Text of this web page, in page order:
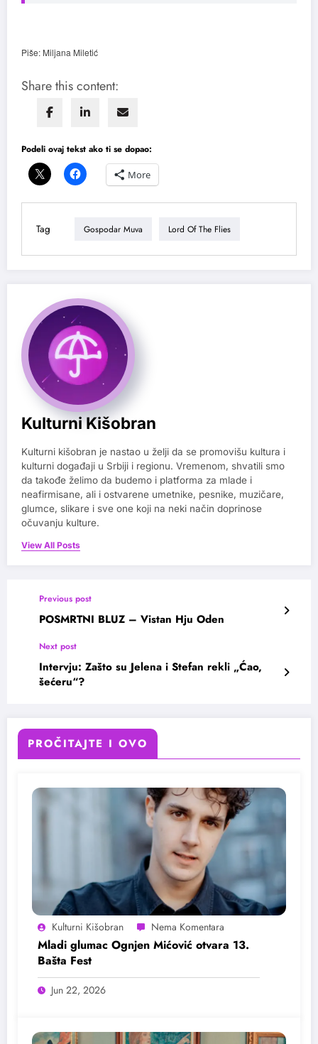
Piše: Miljana Miletić
Share this content:
Podeli ovaj tekst ako ti se dopao:
More
Tag Gospodar Muva Lord Of The Flies
Kulturni Kišobran
Kulturni kišobran je nastao u želji da se promovišu kultura i
kulturni događaji u Srbiji i regionu. Vremenom, shvatili smo
da takođe želimo da budemo i platforma za mlade i
neafirmisane, ali i ostvarene umetnike, pesnike, muzičare,
glumce, slikare i sve one koji na neki način doprinose
očuvanju kulture.
View All Posts
Previous post
POSMRTNI BLUZ – Vistan Hju Oden
Next post
Intervju: Zašto su Jelena i Stefan rekli „Ćao,
šećeru“?
PROČITAJTE I OVO
Kulturni Kišobran
Mladi glumac Ognjen Mićović otvara 13.
Bašta Fest
Jun 22, 2026